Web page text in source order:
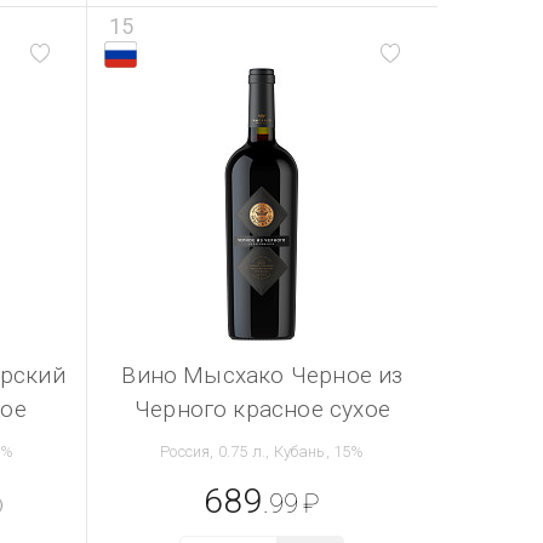
15
Вино Мысхако Черное из
Черного красное сухое
Россия, 0.75 л., Кубань, 15%
689 .99 ₽